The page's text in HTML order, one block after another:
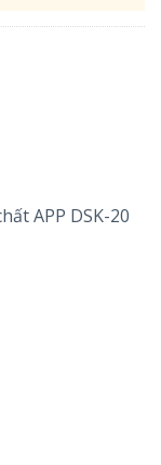
APP DSK-20